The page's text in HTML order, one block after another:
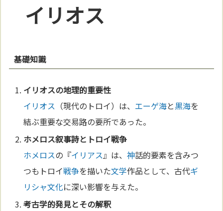
イリオス
基礎知識
イリオスの地理的重要性
イリオス （現代のトロイ）は、 エーゲ海と黒海を
結ぶ重要な交易路の要所であった。
ホメロス叙事詩とトロイ戦争
ホメロスの『イリアス』は、神話的要素を含みつ
つもトロイ戦争を描いた文学作品として、古代ギ
リシャ文化に深い影響を与えた。
考古学的発見とその解釈